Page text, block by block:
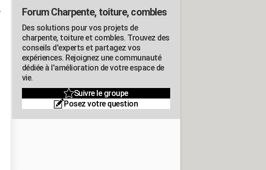
Forum Charpente, toiture, combles
Des solutions pour vos projets de
charpente, toiture et combles. Trouvez des
conseils d'experts et partagez vos
expériences. Rejoignez une communauté
dédiée à l'amélioration de votre espace de
vie.
Suivre le groupe
Posez votre question